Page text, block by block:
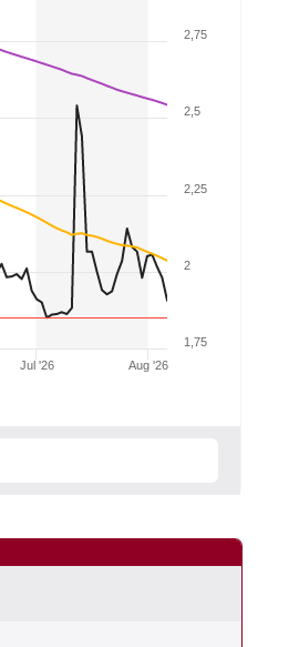
Jul '26 Aug '26
1,75
2
2,25
2,5
2,75